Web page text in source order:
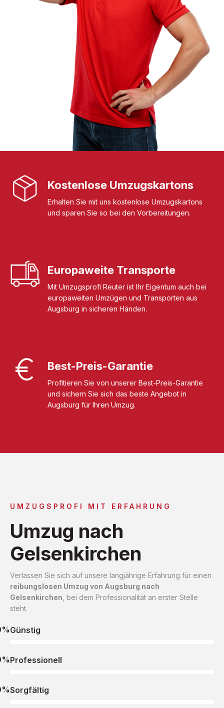
Kostenlose Umzugskartons
Erhalten Sie mit uns kostenlose Umzugskartons
und sparen Sie so bei den Vorbereitungen.
Europaweite Transporte
Mit Umzugsprofi Reuter ist Ihr Eigentum auch bei
europaweiten Umzügen und Transporten aus
Augsburg in sicheren Händen.
Best-Preis-Garantie
Profitieren Sie von unserer Best-Preis-Garantie
und sichern Sie sich das beste Angebot in
Augsburg für Ihren Umzug.
UMZUGSPROFI MIT ERFAHRUNG
Umzug nach
Gelsenkirchen
Verlassen Sie sich auf unsere langjährige Erfahrung für einen
reibungslosen Umzug von Augsburg nach
Gelsenkirchen , bei dem Professionalität an erster Stelle
steht.
Günstig
Professionell
Sorgfältig